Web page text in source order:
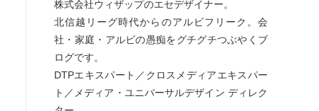
株式会社ウィザップのエセデザイナー。
北信越リーグ時代からのアルビフリーク。会
社・家庭・アルビの愚痴をグチグチつぶやくブ
ログです。
DTPエキスパート／クロスメディアエキスパー
ト／メディア・ユニバーサルデザイン ディレク